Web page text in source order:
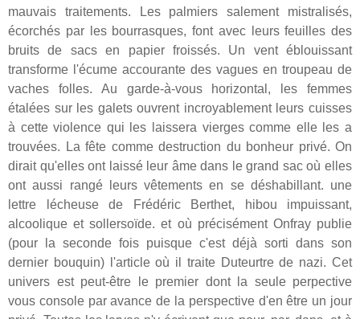
mauvais traitements. Les palmiers salement mistralisés,
écorchés par les bourrasques, font avec leurs feuilles des
bruits de sacs en papier froissés. Un vent éblouissant
transforme l'écume accourante des vagues en troupeau de
vaches folles. Au garde-à-vous horizontal, les femmes
étalées sur les galets ouvrent incroyablement leurs cuisses
à cette violence qui les laissera vierges comme elle les a
trouvées. La fête comme destruction du bonheur privé. On
dirait qu'elles ont laissé leur âme dans le grand sac où elles
ont aussi rangé leurs vêtements en se déshabillant. une
lettre lécheuse de Frédéric Berthet, hibou impuissant,
alcoolique et sollersoïde. et où précisément Onfray publie
(pour la seconde fois puisque c'est déjà sorti dans son
dernier bouquin) l'article où il traite Duteurtre de nazi. Cet
univers est peut-être le premier dont la seule perpective
vous console par avance de la perspective d'en être un jour